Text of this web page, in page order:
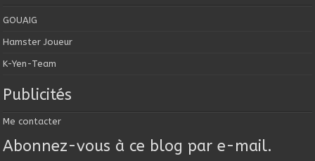
GOUAIG
Hamster Joueur
K-Yen-Team
Publicités
Me contacter
Abonnez-vous à ce blog par e-mail.